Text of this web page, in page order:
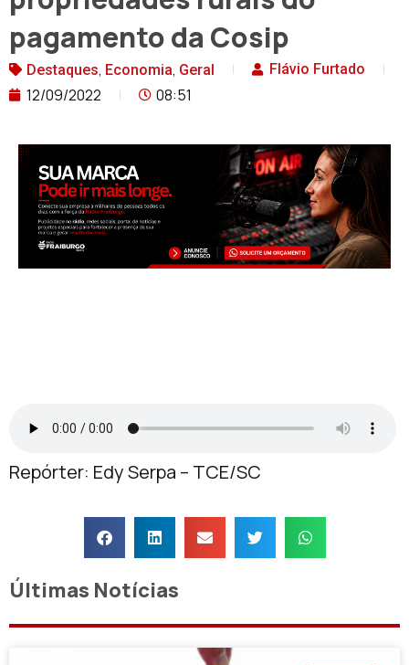
pagamento da Cosip
Destaques, Economia, Geral Flávio Furtado
12/09/2022 08:51
Repórter: Edy Serpa – TCE/SC
Últimas Notícias